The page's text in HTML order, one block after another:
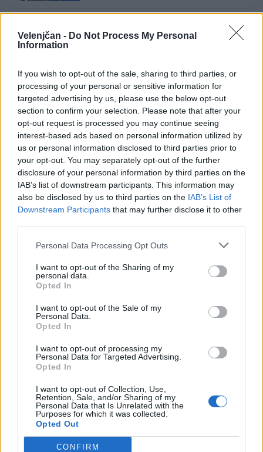
Velenjčan - Do Not Process My Personal
Information
If you wish to opt-out of the sale, sharing to third parties, or
processing of your personal or sensitive information for
targeted advertising by us, please use the below opt-out
section to confirm your selection. Please note that after your
opt-out request is processed you may continue seeing
interest-based ads based on personal information utilized by
us or personal information disclosed to third parties prior to
your opt-out. You may separately opt-out of the further
disclosure of your personal information by third parties on the
IAB’s list of downstream participants. This information may
also be disclosed by us to third parties on the IAB’s List of
Downstream Participants that may further disclose it to other
Personal Data Processing Opt Outs
I want to opt-out of the Sharing of my
personal data.
Opted In
I want to opt-out of the Sale of my
Personal Data.
Opted In
I want to opt-out of processing my
Personal Data for Targeted Advertising.
Opted In
I want to opt-out of Collection, Use,
Retention, Sale, and/or Sharing of my
Personal Data that Is Unrelated with the
Purposes for which it was collected.
Opted Out
CONFIRM
Zgodovinski bron: Slovenski odbojkarji
Opozorilo:Po 297. členu Kazenskega zakonika je
posameznik kazensko odgovoren za javno spodbujanje
sovraštva, nasilja ali nestrpnosti. Komentarji z žaljivimi,
rasističnimi, diskriminatornimi ali nezakonitimi vsebinami
bodo odstranjeni. Pravila komentiranja →
Failed to fetch
AVG
9
Odiseja
19:00
AVG
9
Obišči Vilo Čira-Čara
10:00
9 16:00
10
Minute za šah z Nejcem
Vsi dogodki →